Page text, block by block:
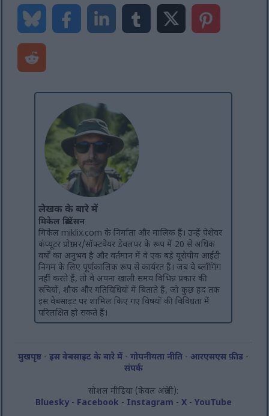
लेखक के बारे में
मिकेल क्रिस्टेंसन
मिकेल miklix.com के निर्माता और मालिक हैं। उन्हें पेशेवर
कंप्यूटर प्रोग्रामर/सॉफ्टवेयर डेवलपर के रूप में 20 से अधिक
वर्षों का अनुभव है और वर्तमान में वे एक बड़े यूरोपीय आईटी
निगम के लिए पूर्णकालिक रूप से कार्यरत हैं। जब वे ब्लॉगिंग
नहीं करते हैं, तो वे अपना खाली समय विभिन्न प्रकार की
रुचियों, शौक और गतिविधियों में बिताते हैं, जो कुछ हद तक
इस वेबसाइट पर शामिल किए गए विषयों की विविधता में
परिलक्षित हो सकते हैं।
मुखपृष्ठ -इस वेबसाइट के बारे में -गोपनीयता नीति -आरएसएस फ़ीड -
संपर्क
सोशल मीडिया (केवल अंग्रेजी):
Bluesky- Facebook - Instagram - X- YouTube